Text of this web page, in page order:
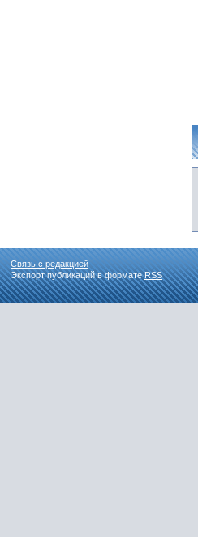
Связь с редакцией
Экспорт публикаций в форматеRSS